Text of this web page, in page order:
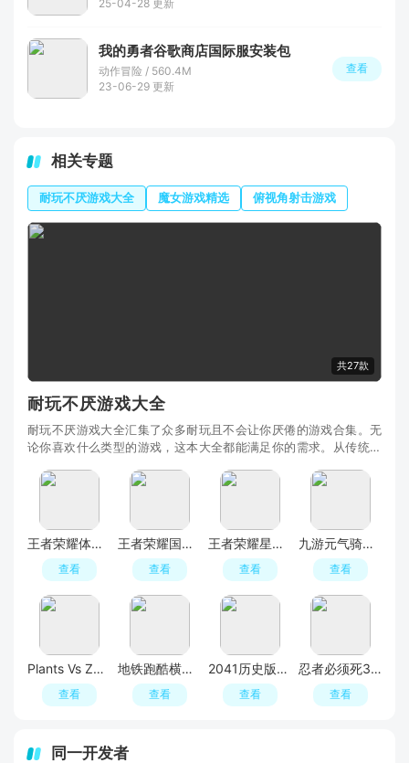
25-04-28 更新
我的勇者谷歌商店国际服安装包
动作冒险 / 560.4M
23-06-29 更新
查看
相关专题
耐玩不厌游戏大全 魔女游戏精选 俯视角射击游戏
共27款
耐玩不厌游戏大全
耐玩不厌游戏大全汇集了众多耐玩且不会让你厌倦的游戏合集。无
论你喜欢什么类型的游戏，这本大全都能满足你的需求。从传统的
王者荣耀体验服最新版本
查看
王者荣耀国际服(Honor of Kings)
查看
王者荣耀星之破晓正式服2025最新版
查看
九游元气骑士2026年最新版
查看
Plants Vs Zombies 2植物大战僵尸2低内存版
查看
地铁跑酷横屏版安装包
查看
2041历史版欢乐斗地主官方正版
查看
忍者必须死3九游版本
查看
同一开发者